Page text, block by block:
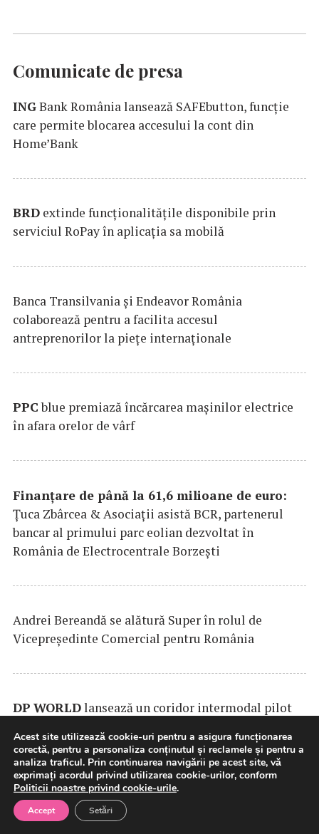
Comunicate de presa
INGBank România lansează SAFEbutton, funcţie
care permite blocarea accesului la cont din
Home’Bank
BRD extinde funcţionalităţile disponibile prin
serviciul RoPay în aplicaţia sa mobilă
Banca Transilvania şi Endeavor România
colaborează pentru a facilita accesul
antreprenorilor la pieţe internaţionale
PPCblue premiază încărcarea maşinilor electrice
în afara orelor de vârf
Finanțare de până la 61,6 milioane de euro:
Țuca Zbârcea & Asociații asistă BCR, partenerul
bancar al primului parc eolian dezvoltat în
România de Electrocentrale Borzești
Andrei Bereandă se alătură Super în rolul de
Vicepreședinte Comercial pentru România
DP WORLDlansează un coridor intermodal pilot
estul Europei
Exim Banca Românească, parte a consorțiului de
Acest site utilizează cookie-uri pentru a asigura funcționarea
corectă, pentru a personaliza conținutul și reclamele și pentru a
analiza traficul. Prin continuarea navigării pe acest site, vă
exprimați acordul privind utilizarea cookie-urilor, conform
Politicii noastre privind cookie-urile.
Accept Setări